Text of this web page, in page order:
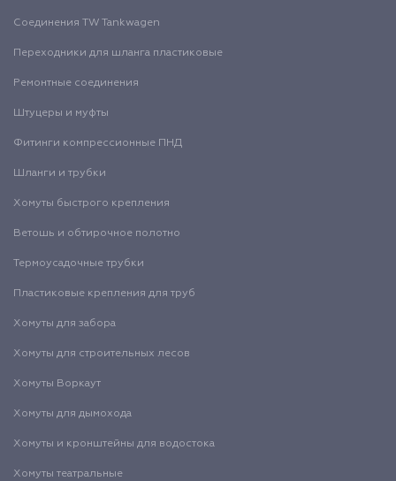
Соединения TW Tankwagen
Переходники для шланга пластиковые
Ремонтные соединения
Штуцеры и муфты
Фитинги компрессионные ПНД
Шланги и трубки
Хомуты быстрого крепления
Ветошь и обтирочное полотно
Термоусадочные трубки
Пластиковые крепления для труб
Хомуты для забора
Хомуты для строительных лесов
Хомуты Воркаут
Хомуты для дымохода
Хомуты и кронштейны для водостока
Хомуты театральные